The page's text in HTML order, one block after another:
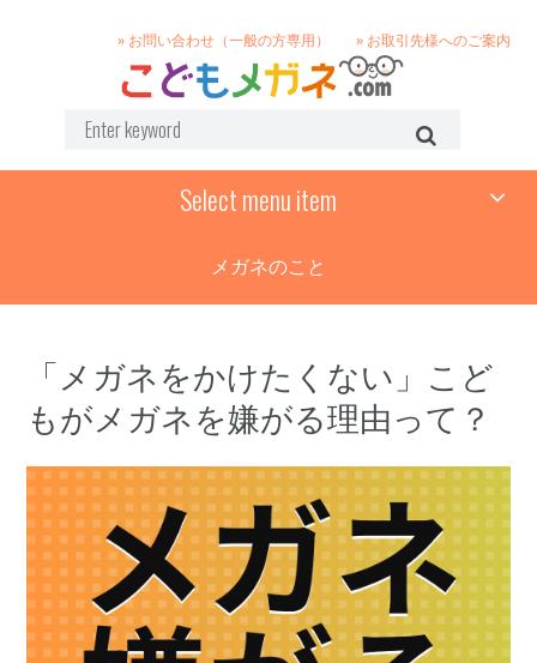
» お問い合わせ（一般の方専用） » お取引先様へのご案内
Select menu item
メガネのこと
「メガネをかけたくない」こど
もがメガネを嫌がる理由って？